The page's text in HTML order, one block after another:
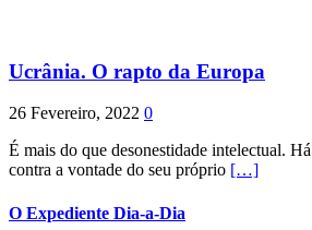
Ucrânia. O rapto da Europa
26 Fevereiro, 2022 0
É mais do que desonestidade intelectual.
contra a vontade do seu próprio […]
O Expediente Dia-a-Dia